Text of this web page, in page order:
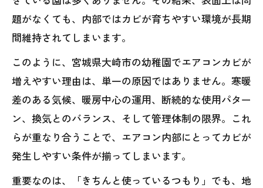
題がなくても、内部ではカビが育ちやすい環境が長期
間維持されてしまいます。
このように、宮城県大崎市の幼稚園でエアコンカビが
増えやすい理由は、単一の原因ではありません。寒暖
差のある気候、暖房中心の運用、断続的な使用パター
ン、換気とのバランス、そして管理体制の限界。これ
らが重なり合うことで、エアコン内部にとってカビが
発生しやすい条件が揃ってしまいます。
重要なのは、「きちんと使っているつもり」でも、地